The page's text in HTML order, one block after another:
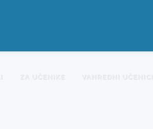
ZA UČENIKE VANREDNI UČENICI